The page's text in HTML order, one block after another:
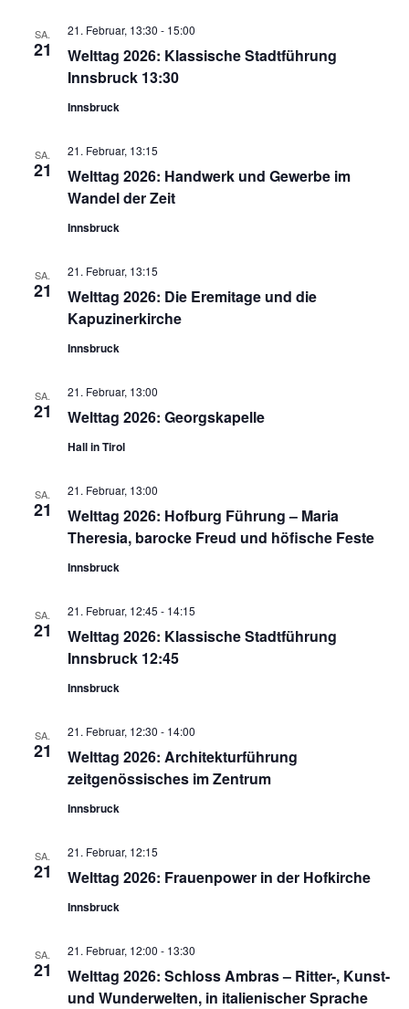
SA.
21
Welttag 2026: Klassische Stadtführung
Innsbruck 13:30
21. Februar, 13:30 - 15:00
Innsbruck
SA.
21
Welttag 2026: Handwerk und Gewerbe im
Wandel der Zeit
21. Februar, 13:15
Innsbruck
SA.
21
Welttag 2026: Die Eremitage und die
Kapuzinerkirche
21. Februar, 13:15
Innsbruck
SA.
21 Welttag 2026: Georgskapelle
21. Februar, 13:00
Hall in Tirol
SA.
21
Welttag 2026: Hofburg Führung – Maria
Theresia, barocke Freud und höfische Feste
21. Februar, 13:00
Innsbruck
SA.
21
Welttag 2026: Klassische Stadtführung
Innsbruck 12:45
21. Februar, 12:45 - 14:15
Innsbruck
SA.
21
Welttag 2026: Architekturführung
zeitgenössisches im Zentrum
21. Februar, 12:30 - 14:00
Innsbruck
SA.
21 Welttag 2026: Frauenpower in der Hofkirche
21. Februar, 12:15
Innsbruck
SA.
21
Welttag 2026: Schloss Ambras – Ritter-, Kunst-
und Wunderwelten, in italienischer Sprache
21. Februar, 12:00 - 13:30